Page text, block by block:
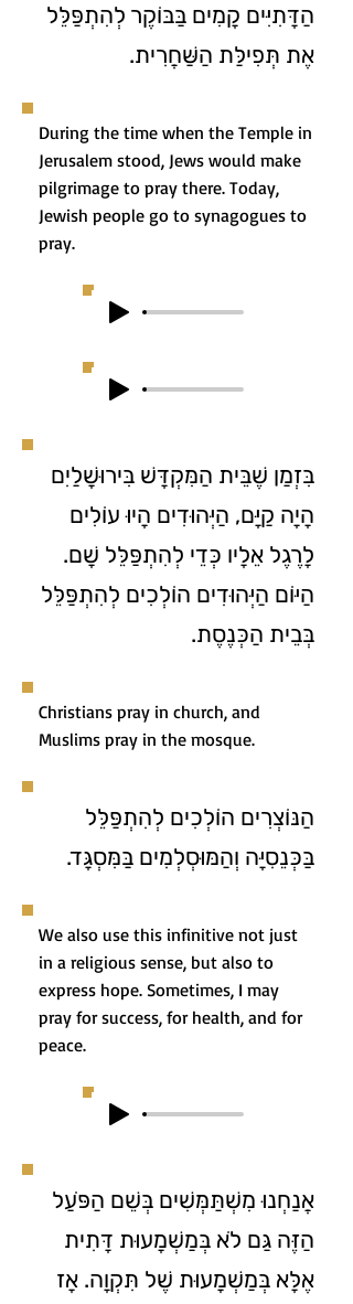
הַדָּתִיִּים קָמִים בַּבּוֹקֶר לְהִתְפַּלֵּל
אֶת תְּפִילַּת הַשַּׁחֲרִית.
During the time when the Temple in
Jerusalem stood, Jews would make
pilgrimage to pray there. Today,
Jewish people go to synagogues to
pray.
בִּזְמַן שֶׁבֵּית הַמִּקְדָּשׁ בִּירוּשָׁלַיִם
הָיָה קַיָּם, הַיְּהוּדִים הָיוּ עוֹלִים
לָרֶגֶל אֵלָיו כְּדֵי לְהִתְפַּלֵּל שָׁם.
הַיּוֹם הַיְּהוּדִים הוֹלְכִים לְהִתְפַּלֵּל
בְּבֵית הַכְּנֶסֶת.
Christians pray in church, and
Muslims pray in the mosque.
הַנּוֹצְרִים הוֹלְכִים לְהִתְפַּלֵּל
בַּכְּנֵסִיָּה וְהַמּוּסְלְמִים בַּמִּסְגָּד.
We also use this infinitive not just
in a religious sense, but also to
express hope. Sometimes, I may
pray for success, for health, and for
peace.
אֲנַחְנוּ מִשְׁתַּמְּשִׁים בְּשֵׁם הַפֹּּעַל
הַזֶּה גַּם לֹא בְּמַשְׁמָעוּת דָּתִית
אֶלָּא בְּמַשְׁמָעוּת שֶׁל תִּקְוָה. אָז